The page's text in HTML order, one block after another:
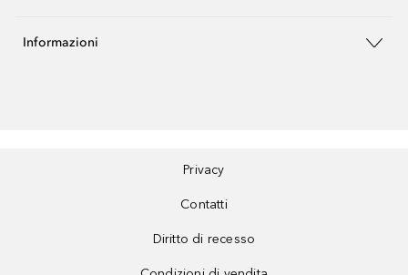
Informazioni
Privacy
Contatti
Diritto di recesso